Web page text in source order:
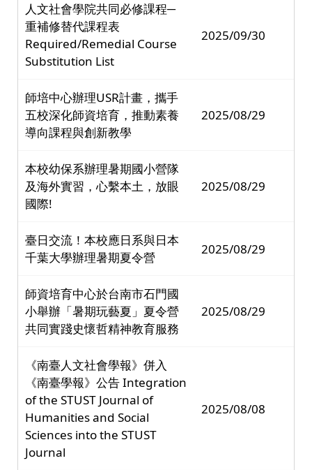
人文社會學院共同必修課程─
重補修替代課程表
Required/Remedial Course
Substitution List
2025/09/30
師培中心辦理USR計畫，攜手
五校深化師資培育，推動素養
導向課程與創新教學
2025/08/29
本校幼保系辦理暑期國小營隊
及海外實習，心繫本土，放眼
國際!
2025/08/29
臺日交流！本校應日系與日本
千葉大學辦理暑期夏令營
2025/08/29
師資培育中心於台南市石門國
小舉辦「暑期玩藝夏」夏令營
共同實踐史懷哲精神教育服務
2025/08/29
《南臺人文社會學報》併入
《南臺學報》公告 Integration
of the STUST Journal of
Humanities and Social
Sciences into the STUST
Journal
2025/08/08